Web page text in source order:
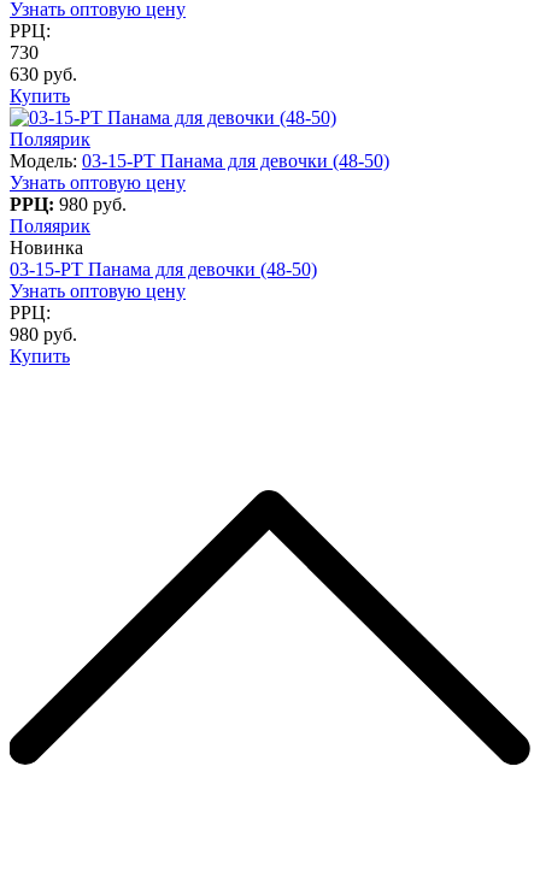
Узнать оптовую цену
РРЦ:
730
630 руб.
Купить
Поляярик
Модель: 03-15-PT Панама для девочки (48-50)
Узнать оптовую цену
РРЦ: 980 руб.
Поляярик
Новинка
03-15-PT Панама для девочки (48-50)
Узнать оптовую цену
РРЦ:
980 руб.
Купить